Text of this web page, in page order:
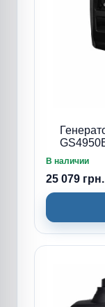
В наличии
25 079 грн.